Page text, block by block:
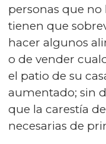
personas que no
tienen que
hacer algunos
o de vender
el patio de su
aumentado; sin
que la carestía
necesarias de